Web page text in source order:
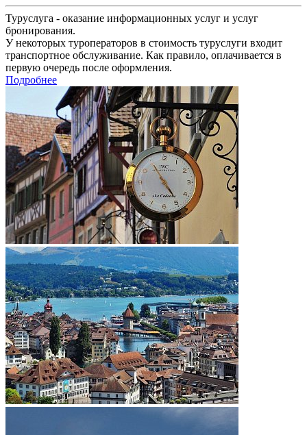
Туруслуга - оказание информационных услуг и услуг
бронирования.
У некоторых туроператоров в стоимость туруслуги входит
транспортное обслуживание. Как правило, оплачивается в
первую очередь после оформления.
Подробнее